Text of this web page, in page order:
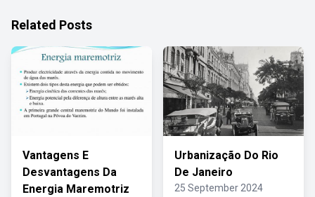
Related Posts
Vantagens E
Desvantagens Da
Energia Maremotriz
Urbanização Do Rio
De Janeiro
25 September 2024